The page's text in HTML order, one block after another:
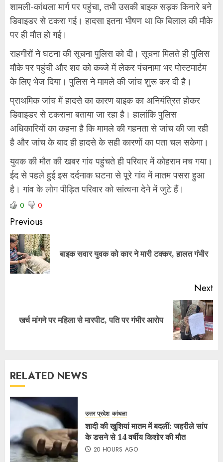
शामली-कांधला मार्ग पर पहुंचा, तभी उसकी बाइक सड़क किनारे बने
डिवाइडर से टकरा गई। हादसा इतना भीषण था कि बिलाल की मौके
पर ही मौत हो गई।
राहगीरों ने घटना की सूचना पुलिस को दी। सूचना मिलते ही पुलिस
मौके पर पहुंची और शव को कब्जे में लेकर पंचनामा भर पोस्टमार्टम
के लिए भेज दिया। पुलिस ने मामले की जांच शुरू कर दी है।
प्राथमिक जांच में हादसे का कारण बाइक का अनियंत्रित होकर
डिवाइडर से टकराना बताया जा रहा है। हालांकि पुलिस
अधिकारियों का कहना है कि मामले की गहनता से जांच की जा रही
है और जांच के बाद ही हादसे के सही कारणों का पता चल सकेगा।
युवक की मौत की खबर गांव पहुंचते ही परिवार में कोहराम मच गया।
ईद से पहले हुई इस दर्दनाक घटना से पूरे गांव में मातम पसरा हुआ
है। गांव के लोग पीड़ित परिवार को सांत्वना देने में जुटे हैं।
0 0
Previous
बाइक सवार युवक को कार ने मारी टक्कर, हालत गंभीर
Next
खर्च मांगने पर महिला से मारपीट, पति पर गंभीर आरोप
RELATED NEWS
उत्तर प्रदेश कांधला
शादी की खुशियां मातम में बदलीं: जहरीले सांप
के डसने से 14 वर्षीय किशोर की मौत
20 HOURS AGO